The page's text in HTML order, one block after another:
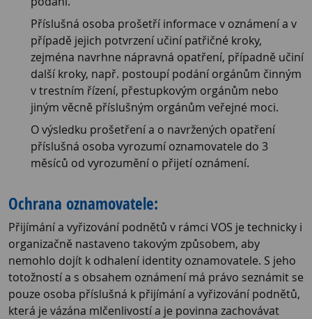
Příslušná osoba prošetří informace v oznámení a v
případě jejich potvrzení učiní patřičné kroky,
zejména navrhne nápravná opatření, případně učiní
další kroky, např. postoupí podání orgánům činným
v trestním řízení, přestupkovým orgánům nebo
jiným věcně příslušným orgánům veřejné moci.
O výsledku prošetření a o navržených opatření
příslušná osoba vyrozumí oznamovatele do 3
měsíců od vyrozumění o přijetí oznámení.
Ochrana oznamovatele:
Přijímání a vyřizování podnětů v rámci VOS je technicky i
organizačně nastaveno takovým způsobem, aby
nemohlo dojít k odhalení identity oznamovatele. S jeho
totožností a s obsahem oznámení má právo seznámit se
pouze osoba příslušná k přijímání a vyřizování podnětů,
která je vázána mlčenlivostí a je povinna zachovávat